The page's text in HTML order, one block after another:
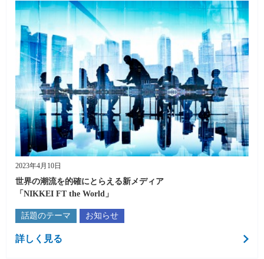
2023年4月10日
世界の潮流を的確にとらえる新メディア
「NIKKEI FT the World」
話題のテーマ お知らせ
詳しく見る